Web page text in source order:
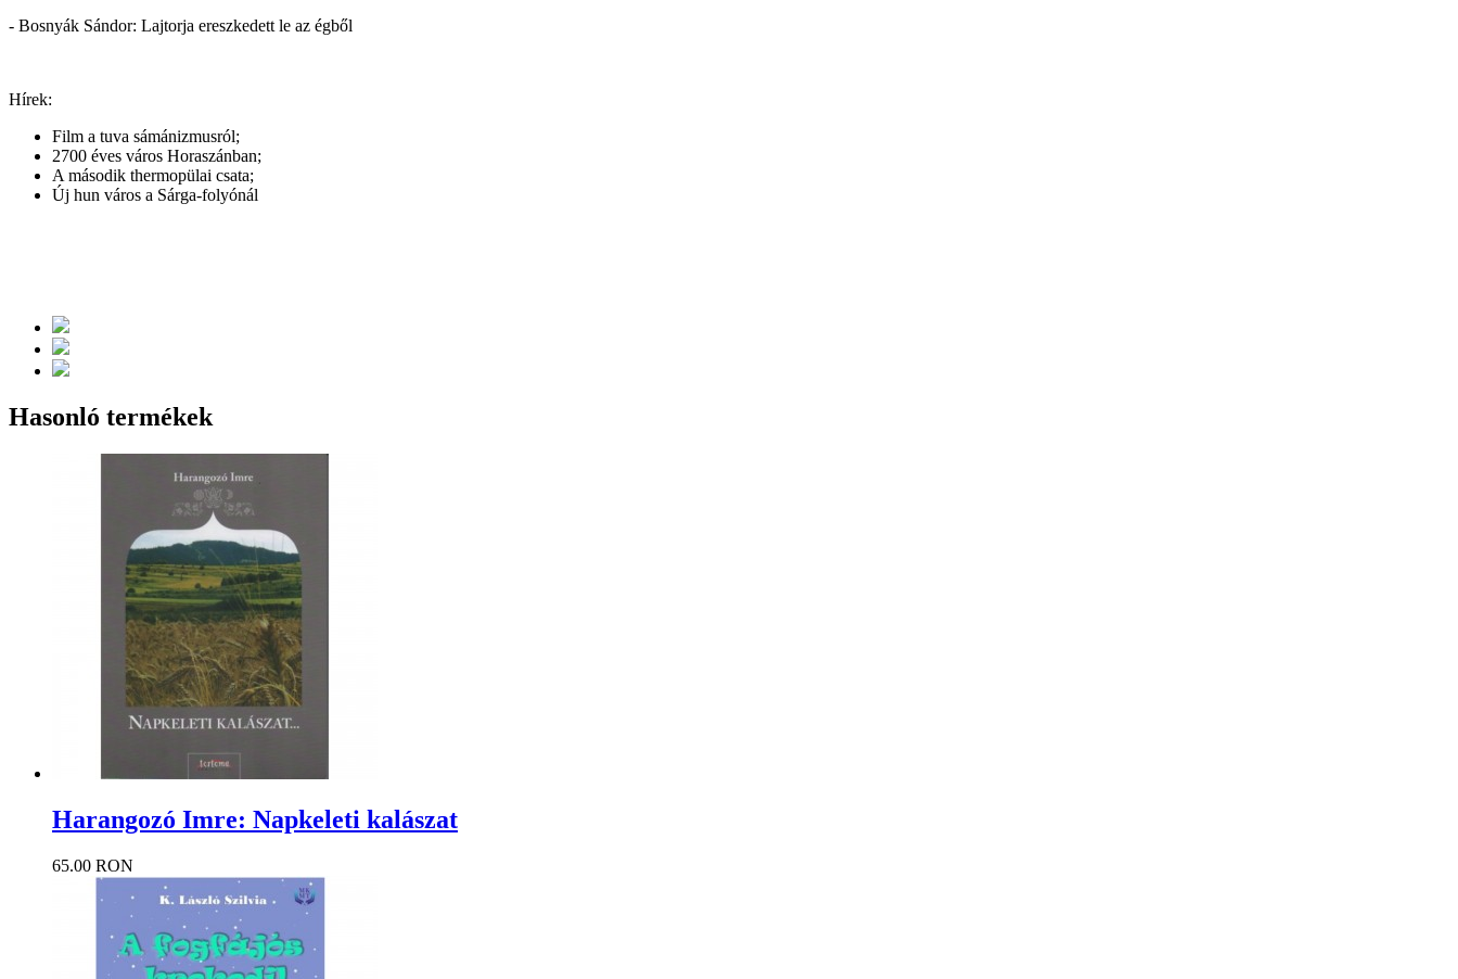
- Bosnyák Sándor: Lajtorja ereszkedett le az égből
Hírek:
Film a tuva sámánizmusról;
2700 éves város Horaszánban;
A második thermopülai csata;
Új hun város a Sárga-folyónál
Hasonló termékek
Harangozó Imre: Napkeleti kalászat
65.00 RON